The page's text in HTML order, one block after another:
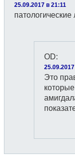
25.09.2017 в 21:11
OD:
Это